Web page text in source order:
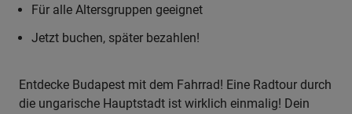
Für alle Altersgruppen geeignet
Jetzt buchen, später bezahlen!
Entdecke Budapest mit dem Fahrrad! Eine Radtour durch
die ungarische Hauptstadt ist wirklich einmalig! Dein